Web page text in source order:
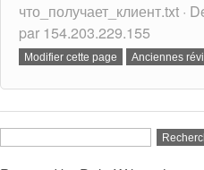
что_получает_клиент.txt ·
par 154.203.229.155